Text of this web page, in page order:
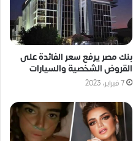
بنك مصر يرفع سعر الفائدة على
القروض الشخصية والسيارات
7 فبراير، 2023